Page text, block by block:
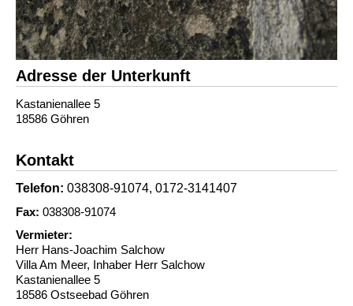
Adresse der Unterkunft
Kastanienallee 5
18586 Göhren
Kontakt
Telefon: 038308-91074, 0172-3141407
Fax: 038308-91074
Vermieter:
Herr Hans-Joachim Salchow
Villa Am Meer, Inhaber Herr Salchow
Kastanienallee 5
18586 Ostseebad Göhren